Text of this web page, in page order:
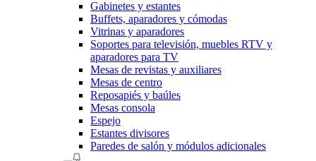
Gabinetes y estantes
Buffets, aparadores y cómodas
Vitrinas y aparadores
Soportes para televisión, muebles RTV y
aparadores para TV
Mesas de revistas y auxiliares
Mesas de centro
Reposapiés y baúles
Mesas consola
Espejo
Estantes divisores
Paredes de salón y módulos adicionales